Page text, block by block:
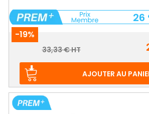
26
-19%
Prix
Prix
33,33 € HT
AJOUTER AU